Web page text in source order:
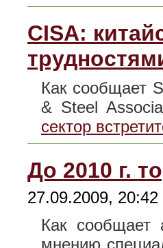
CISA:
Как сообщает
& Steel
сектор
До 2010 г.
27.09.2009, 20:42
Как сообщает